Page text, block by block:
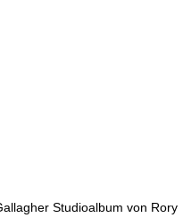
Studioalbum von Rory